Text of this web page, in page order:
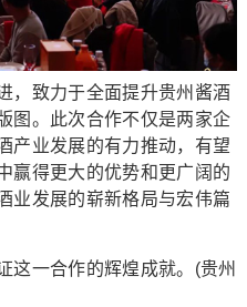
致力于全面提升贵州酱酒
图。此次合作不仅是两家企
产业发展的有力推动，有望
赢得更大的优势和更广阔的
业发展的崭新格局与宏伟篇
一合作的辉煌成就。(贵州